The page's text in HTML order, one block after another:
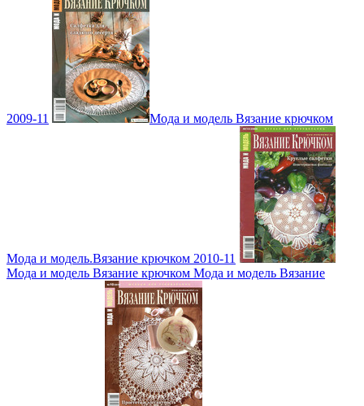
2009-11 Мода и модель Вязание крючком
Мода и модель.Вязание крючком 2010-11
Мода и модель Вязание крючком Мода и модель Вязание